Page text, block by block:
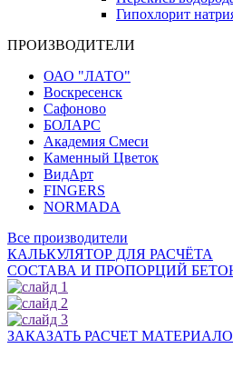
Гипохлорит
ПРОИЗВОДИТЕЛИ
ОАО "ЛАТО"
Воскресенск
Сафоново
БОЛАРС
Академия Смеси
Каменный Цветок
ВидАрт
FINGERS
NORMADA
Все производители
КАЛЬКУЛЯТОР ДЛЯ РАСЧЁТА
СОСТАВА И ПРОПОРЦИЙ
ЗАКАЗАТЬ РАСЧЕТ